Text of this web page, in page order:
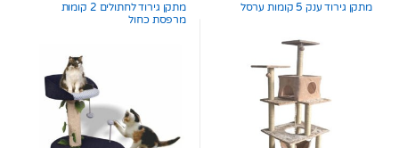
מתקן גירוד ענק 5 קומות ערסל
מתקן גירוד לחתולים 2 קומות
מרפסת כחול